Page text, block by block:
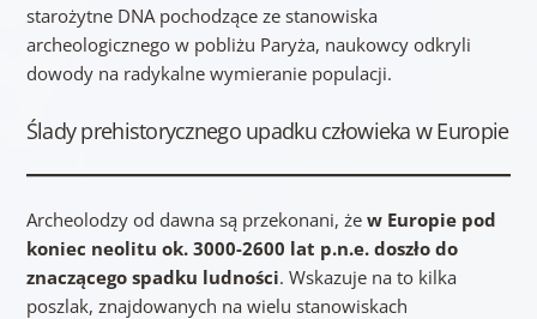
starożytne DNA pochodzące ze stanowiska
archeologicznego w pobliżu Paryża, naukowcy odkryli
dowody na radykalne wymieranie populacji.
Ślady prehistorycznego upadku człowieka w Europie
Archeolodzy od dawna są przekonani, że w Europie pod
koniec neolitu ok. 3000-2600 lat p.n.e. doszło do
znaczącego spadku ludności. Wskazuje na to kilka
poszlak, znajdowanych na wielu stanowiskach